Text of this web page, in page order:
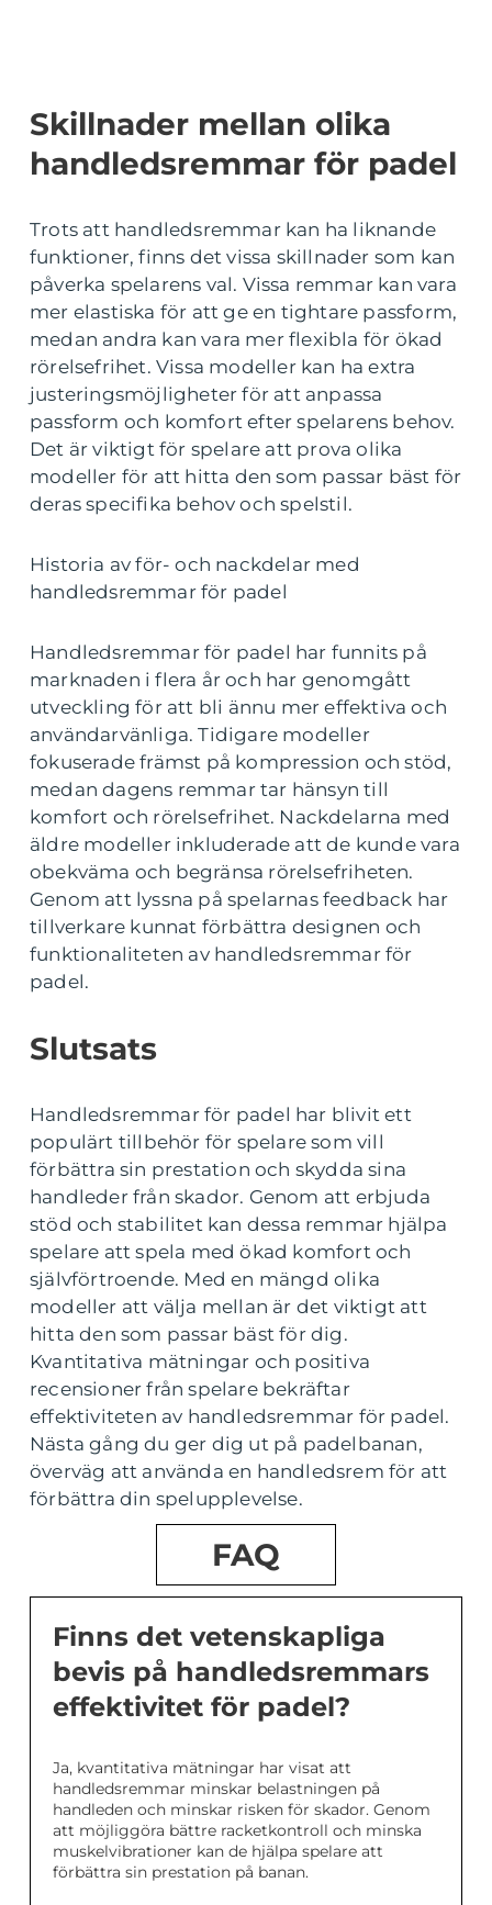
Skillnader mellan olika
handledsremmar för padel
Trots att handledsremmar kan ha liknande
funktioner, finns det vissa skillnader som kan
påverka spelarens val. Vissa remmar kan vara
mer elastiska för att ge en tightare passform,
medan andra kan vara mer flexibla för ökad
rörelsefrihet. Vissa modeller kan ha extra
justeringsmöjligheter för att anpassa
passform och komfort efter spelarens behov.
Det är viktigt för spelare att prova olika
modeller för att hitta den som passar bäst för
deras specifika behov och spelstil.
Historia av för- och nackdelar med
handledsremmar för padel
Handledsremmar för padel har funnits på
marknaden i flera år och har genomgått
utveckling för att bli ännu mer effektiva och
användarvänliga. Tidigare modeller
fokuserade främst på kompression och stöd,
medan dagens remmar tar hänsyn till
komfort och rörelsefrihet. Nackdelarna med
äldre modeller inkluderade att de kunde vara
obekväma och begränsa rörelsefriheten.
Genom att lyssna på spelarnas feedback har
tillverkare kunnat förbättra designen och
funktionaliteten av handledsremmar för
padel.
Slutsats
Handledsremmar för padel har blivit ett
populärt tillbehör för spelare som vill
förbättra sin prestation och skydda sina
handleder från skador. Genom att erbjuda
stöd och stabilitet kan dessa remmar hjälpa
spelare att spela med ökad komfort och
självförtroende. Med en mängd olika
modeller att välja mellan är det viktigt att
hitta den som passar bäst för dig.
Kvantitativa mätningar och positiva
recensioner från spelare bekräftar
effektiviteten av handledsremmar för padel.
Nästa gång du ger dig ut på padelbanan,
överväg att använda en handledsrem för att
förbättra din spelupplevelse.
FAQ
Finns det vetenskapliga
bevis på handledsremmars
effektivitet för padel?
Ja, kvantitativa mätningar har visat att
handledsremmar minskar belastningen på
handleden och minskar risken för skador. Genom
att möjliggöra bättre racketkontroll och minska
muskelvibrationer kan de hjälpa spelare att
förbättra sin prestation på banan.